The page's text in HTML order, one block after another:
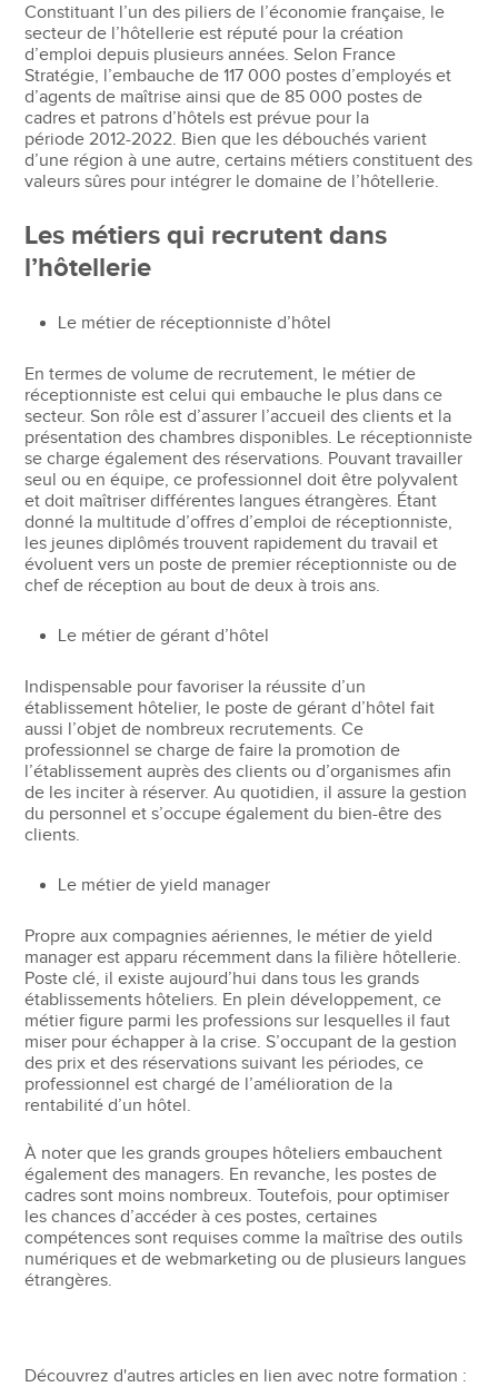
Constituant l’un des piliers de l’économie française, le
secteur de l’hôtellerie est réputé pour la création
d’emploi depuis plusieurs années. Selon France
Stratégie, l’embauche de 117 000 postes d’employés et
d’agents de maîtrise ainsi que de 85 000 postes de
cadres et patrons d’hôtels est prévue pour la
période 2012-2022. Bien que les débouchés varient
d’une région à une autre, certains métiers constituent des
valeurs sûres pour intégrer le domaine de l’hôtellerie.
Les métiers qui recrutent dans
l’hôtellerie
Le métier de réceptionniste d’hôtel
En termes de volume de recrutement, le métier de
réceptionniste est celui qui embauche le plus dans ce
secteur. Son rôle est d’assurer l’accueil des clients et la
présentation des chambres disponibles. Le réceptionniste
se charge également des réservations. Pouvant travailler
seul ou en équipe, ce professionnel doit être polyvalent
et doit maîtriser différentes langues étrangères. Étant
donné la multitude d’offres d’emploi de réceptionniste,
les jeunes diplômés trouvent rapidement du travail et
évoluent vers un poste de premier réceptionniste ou de
chef de réception au bout de deux à trois ans.
Le métier de gérant d’hôtel
Indispensable pour favoriser la réussite d’un
établissement hôtelier, le poste de gérant d’hôtel fait
aussi l’objet de nombreux recrutements. Ce
professionnel se charge de faire la promotion de
l’établissement auprès des clients ou d’organismes afin
de les inciter à réserver. Au quotidien, il assure la gestion
du personnel et s’occupe également du bien-être des
clients.
Le métier de yield manager
Propre aux compagnies aériennes, le métier de yield
manager est apparu récemment dans la filière hôtellerie.
Poste clé, il existe aujourd’hui dans tous les grands
établissements hôteliers. En plein développement, ce
métier figure parmi les professions sur lesquelles il faut
miser pour échapper à la crise. S’occupant de la gestion
des prix et des réservations suivant les périodes, ce
professionnel est chargé de l’amélioration de la
rentabilité d’un hôtel.
À noter que les grands groupes hôteliers embauchent
également des managers. En revanche, les postes de
cadres sont moins nombreux. Toutefois, pour optimiser
les chances d’accéder à ces postes, certaines
compétences sont requises comme la maîtrise des outils
numériques et de webmarketing ou de plusieurs langues
étrangères.
Découvrez d'autres articles en lien avec notre formation :